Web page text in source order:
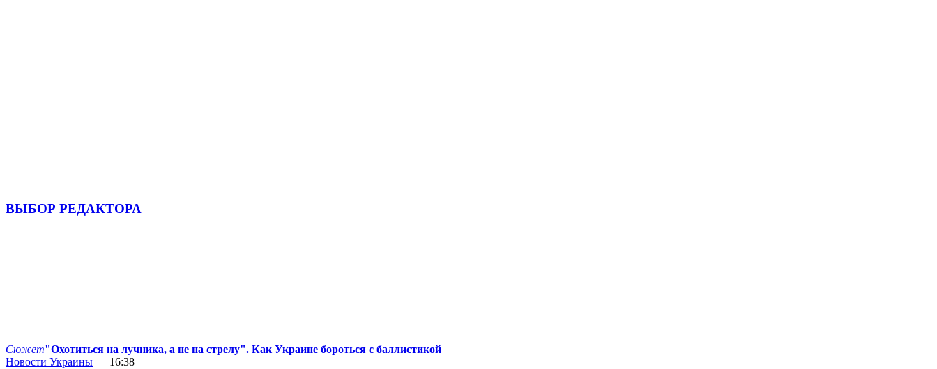
ВЫБОР РЕДАКТОРА
Сюжет"Охотиться на лучника, а не на стрелу". Как Украине бороться с баллистикой
Новости Украины — 16:38